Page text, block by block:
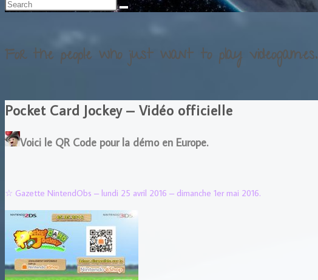
For the people who just want to play videogames.
Pocket Card Jockey – Vidéo officielle
Voici le QR Code pour la démo en Europe.
☆ Gazette NintendObs – lundi 25 avril 2016 – dimanche 1er mai 2016.